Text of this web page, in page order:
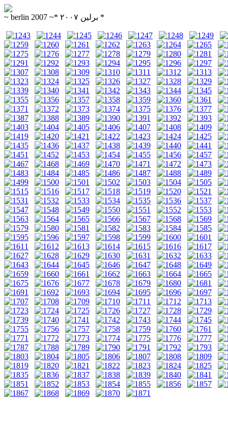
~ berlin 2007 ~* برلین ۲۰۰۷ *